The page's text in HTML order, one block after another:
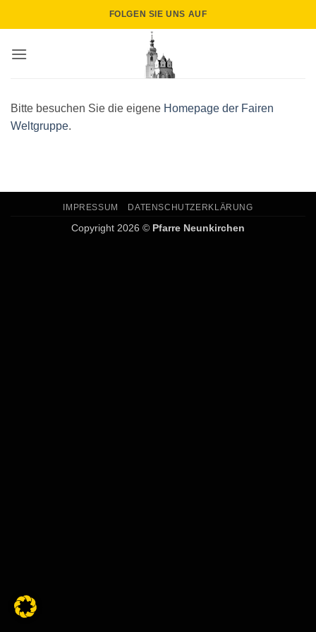
FOLGEN SIE UNS AUF
Bitte besuchen Sie die eigene Homepage der Fairen
Weltgruppe.
IMPRESSUM DATENSCHUTZERKLÄRUNG
Copyright 2026 © Pfarre Neunkirchen